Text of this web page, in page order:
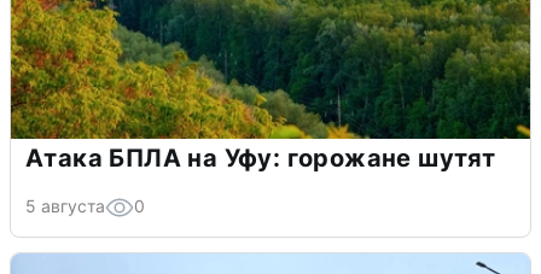
Атака БПЛА на Уфу: горожане шутят
5 августа 0